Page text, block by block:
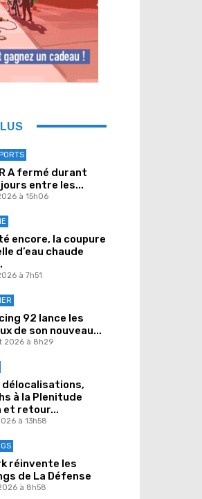
A fermé durant
entre les...
à 15h06
encore, la coupure
d’eau chaude
à 7h51
92 lance les
de son nouveau...
2026 à 8h29
délocalisations,
à la Plenitude
et retour...
à 13h58
réinvente les
de La Défense
à 8h58